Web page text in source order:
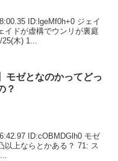
ID:lgeMf0h+0 ジェイ
イドが虚構でウンリが裏庭
木) 1...
モゼとなのかってどっ
？
ID:cOBMDGlh0 モゼ
以上ならとかある？ 71: ス